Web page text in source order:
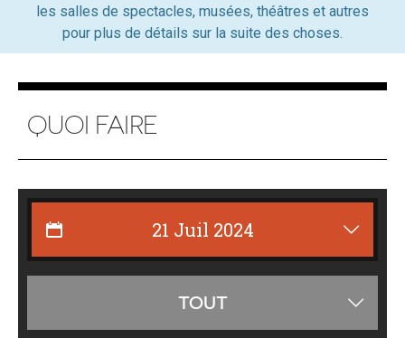
les salles de spectacles, musées, théâtres et autres
pour plus de détails sur la suite des choses.
QUOI FAIRE
TOUT
les